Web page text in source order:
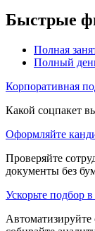
Быстрые
Полная
Полный
Корпоративная
Какой соцпакет
Оформляйте
Проверяйте
документы без
Ускорьте подбор
Автоматизируйте